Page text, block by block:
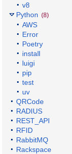
v8
Python (8)
AWS
Error
Poetry
install
luigi
pip
test
uv
QRCode
RADIUS
REST_API
RFID
RabbitMQ
Rackspace